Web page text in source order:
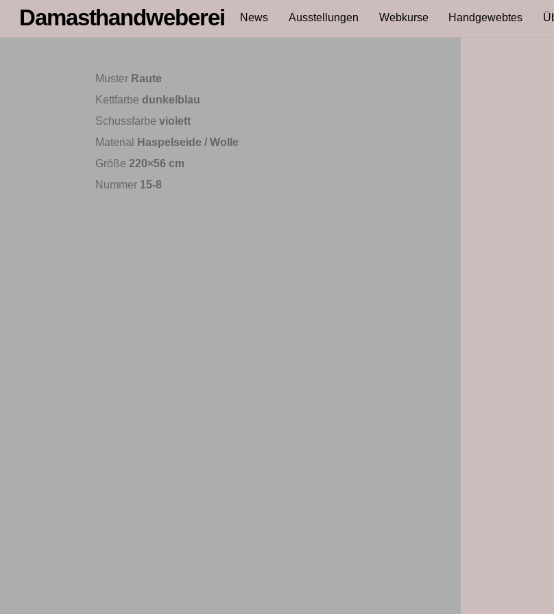
SkipDamasthandweberei News Ausstellungen Webkurse Handgewebtes
Muster Raute
Kettfarbe dunkelblau
Schussfarbe violett
Material
Haspelseide / Wolle
Größe 220×56 cm
Nummer 15-8